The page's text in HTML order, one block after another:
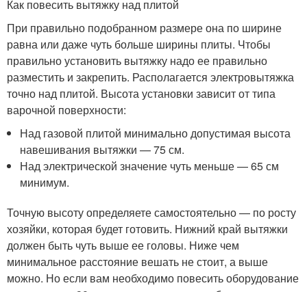
Как повесить вытяжку над плитой
При правильно подобранном размере она по ширине
равна или даже чуть больше ширины плиты. Чтобы
правильно установить вытяжку надо ее правильно
разместить и закрепить. Располагается электровытяжка
точно над плитой. Высота установки зависит от типа
варочной поверхности:
Над газовой плитой минимально допустимая высота
навешивания вытяжки — 75 см.
Над электрической значение чуть меньше — 65 см
минимум.
Точную высоту определяете самостоятельно — по росту
хозяйки, которая будет готовить. Нижний край вытяжки
должен быть чуть выше ее головы. Ниже чем
минимальное расстояние вешать не стоит, а выше
можно. Но если вам необходимо повесить оборудование